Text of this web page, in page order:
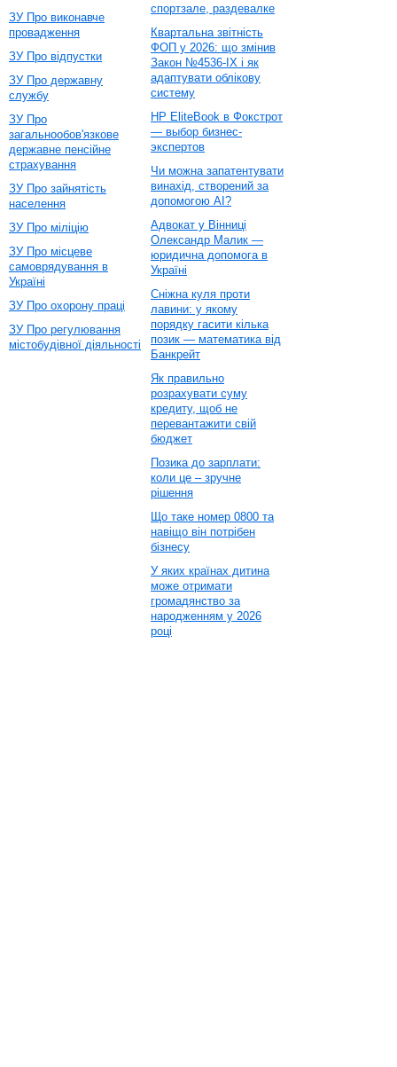
ЗУ Про виконавче
провадження
ЗУ Про відпустки
ЗУ Про державну
службу
ЗУ Про
загальнообов'язкове
державне пенсійне
страхування
ЗУ Про зайнятість
населення
ЗУ Про міліцію
ЗУ Про місцеве
самоврядування в
Україні
ЗУ Про охорону праці
ЗУ Про регулювання
містобудівної діяльності
спортзале, раздевалке
Квартальна звітність
ФОП у 2026: що змінив
Закон №4536-IX і як
адаптувати облікову
систему
HP EliteBook в Фокстрот
— выбор бизнес-
экспертов
Чи можна запатентувати
винахід, створений за
допомогою AI?
Адвокат у Вінниці
Олександр Малик —
юридична допомога в
Україні
Сніжна куля проти
лавини: у якому
порядку гасити кілька
позик — математика від
Банкрейт
Як правильно
розрахувати суму
кредиту, щоб не
перевантажити свій
бюджет
Позика до зарплати:
коли це – зручне
рішення
Що таке номер 0800 та
навіщо він потрібен
бізнесу
У яких країнах дитина
може отримати
громадянство за
народженням у 2026
році